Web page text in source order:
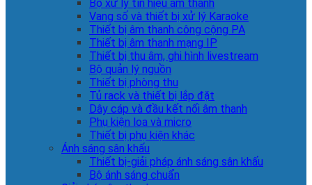
Bộ xử lý tín hiệu âm thanh
Vang số và thiết bị xử lý Karaoke
Thiết bị âm thanh công cộng PA
Thiết bị âm thanh mạng IP
Thiết bị thu âm, ghi hình livestream
Bộ quản lý nguồn
Thiết bị phòng thu
Tủ rack và thiết bị lắp đặt
Dây cáp và đầu kết nối âm thanh
Phụ kiện loa và micro
Thiết bị phụ kiện khác
Ánh sáng sân khấu
Thiết bị-giải pháp ánh sáng sân khấu
Bộ ánh sáng chuẩn